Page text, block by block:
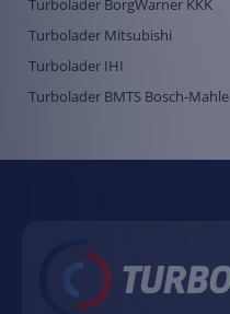
Turbolader BorgWarner KKK
Turbolader Mitsubishi
Turbolader IHI
Turbolader BMTS Bosch-Mahle